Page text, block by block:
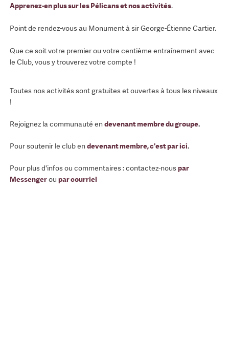
Apprenez-en plus sur les Pélicans et nos activités.
Point de rendez-vous au Monument à sir George-Étienne Cartier.
Que ce soit votre premier ou votre centième entraînement avec
le Club, vous y trouverez votre compte !
Toutes nos activités sont gratuites et ouvertes à tous les niveaux
!
Rejoignez la communauté endevenant membre du groupe.
Pour soutenir le club endevenant membre, c'est par ici.
Pour plus d'infos ou commentaires : contactez-nouspar
Messengerou par courriel